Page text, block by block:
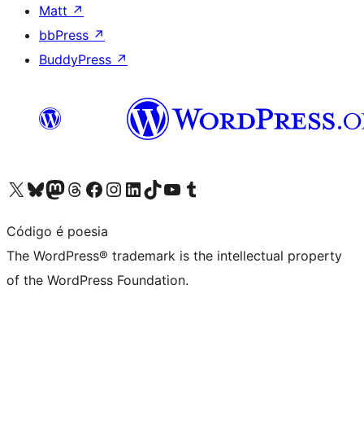
Matt ↗
bbPress ↗
BuddyPress ↗
Visit our X (formerly Twitter) account
Visit our Bluesky account
Visit our Mastodon account
Visit our Threads account
Visit our Facebook page
Visit our Instagram account
Visit our LinkedIn account
Visit our TikTok account
Visit our YouTube channel
Visit our Tumblr account
Código é poesia
The WordPress® trademark is the intellectual property
of the WordPress Foundation.